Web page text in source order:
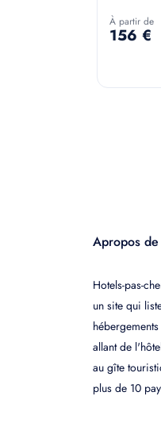
À partir de
156 €
Apropos
Hotels-pas-
un site qui
allant de
au gîte
plus de 10